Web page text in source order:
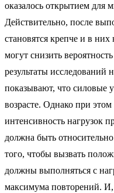
оказалось открытием для
Действительно, после
становятся крепче и в
могут снизить
результаты исследований
показывают, что силовые
возрасте. Однако при
интенсивность нагрузок
должна быть
того, чтобы вызвать
должны выполняться с
максимума повторений.